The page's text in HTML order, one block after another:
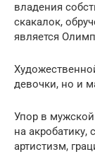
владения
скакалок,
является
девочки, но и
Упор в мужской
на
артистизм,